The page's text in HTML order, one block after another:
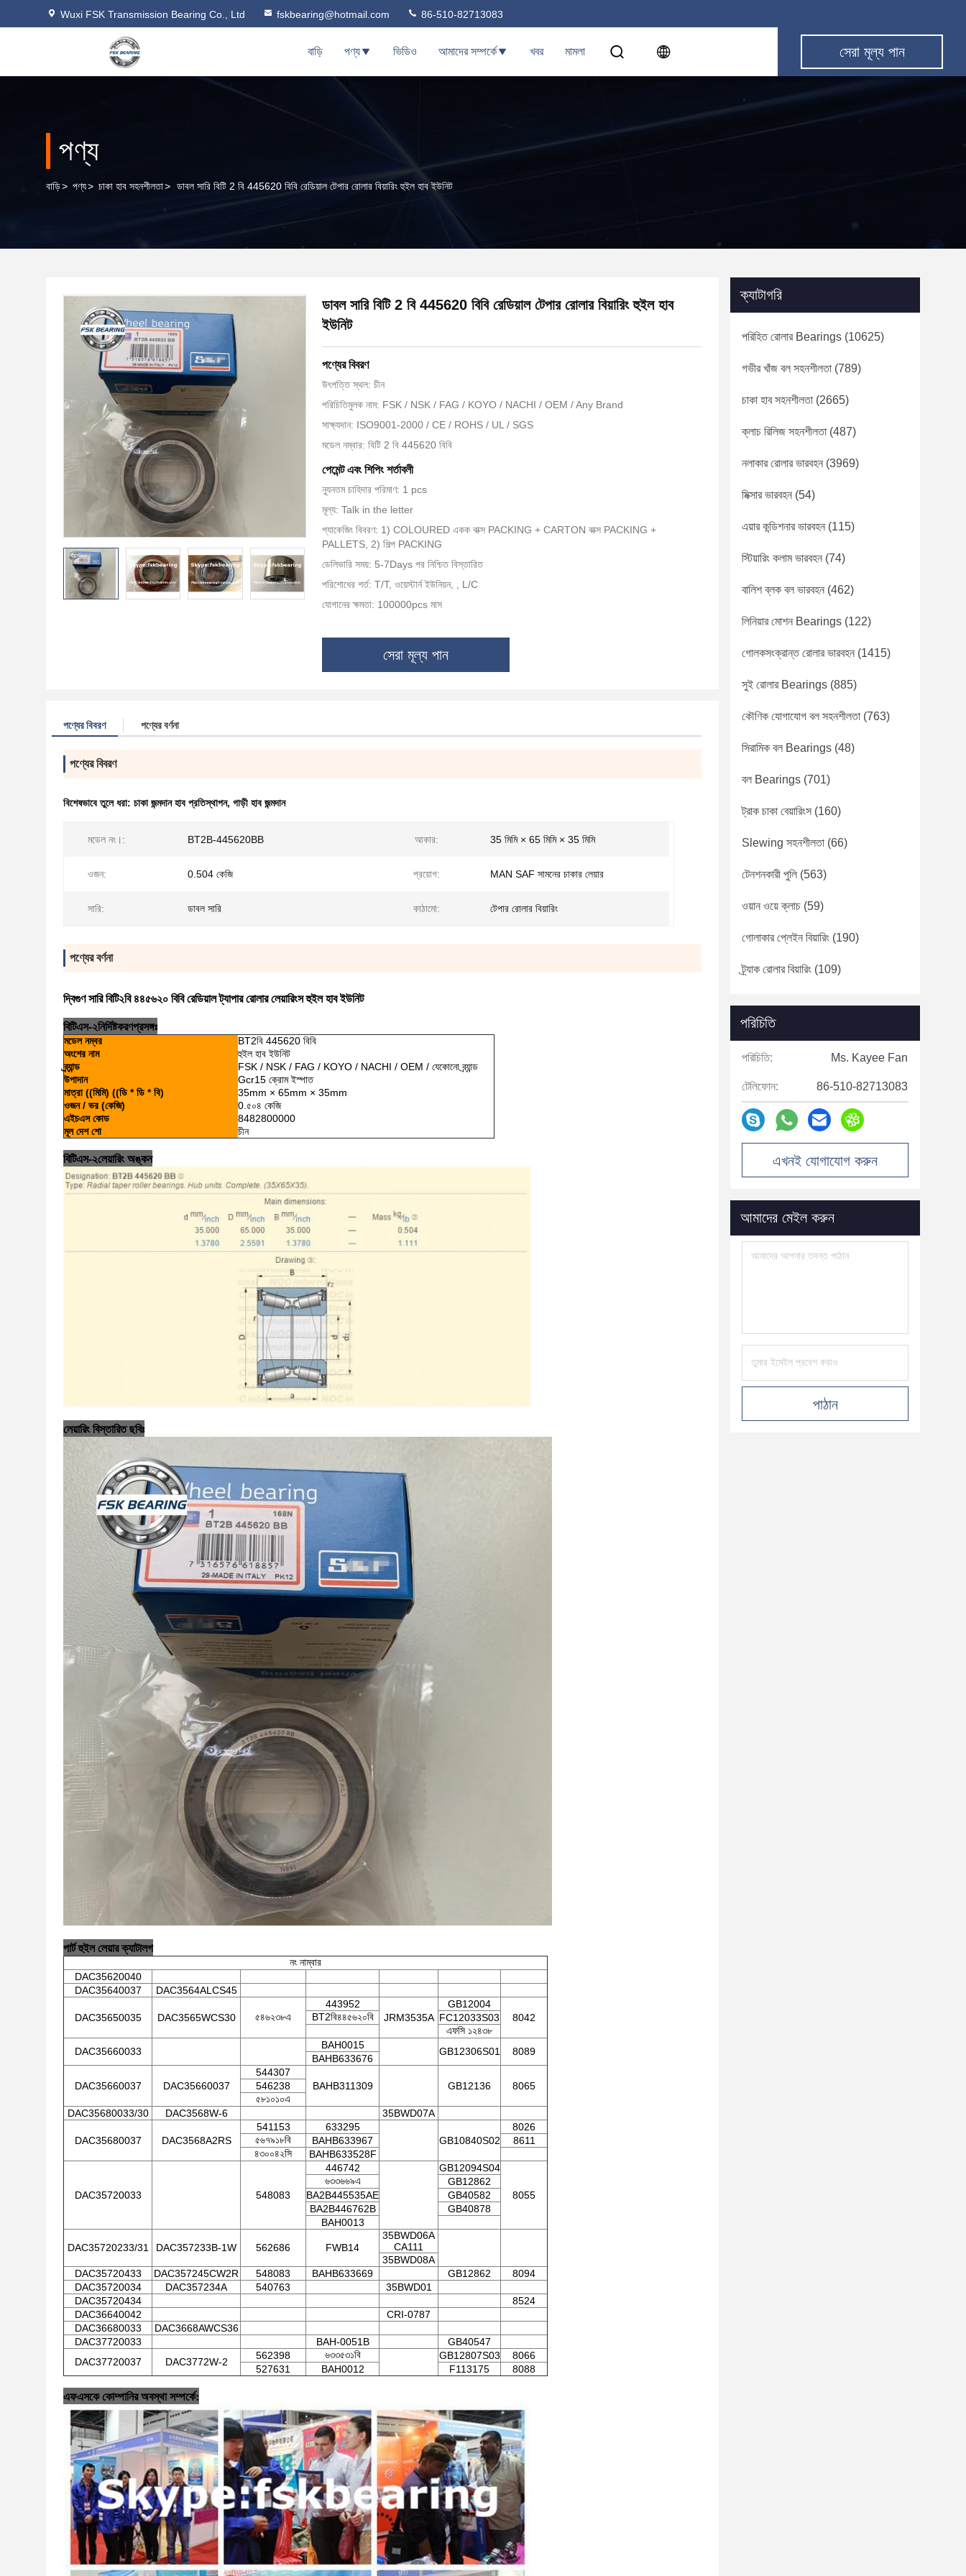
Wuxi FSK Transmission Bearing Co., Ltd fskbearing@hotmail.com 86-510-82713083
বাড়ি পণ্য ভিডিও আমাদের সম্পর্কে খবর মামলা সেরা মূল্য পান
পণ্য
বাড়ি> পণ্য> চাকা হাব সহনশীলতা> ডাবল সারি বিটি 2 বি 445620 বিবি রেডিয়াল টেপার রোলার বিয়ারিং হুইল হাব ইউনিট
ডাবল সারি বিটি 2 বি 445620 বিবি রেডিয়াল টেপার রোলার বিয়ারিং হুইল হাব
ইউনিট
পণ্যের বিবরণ
উৎপত্তি স্থল: চীন
পরিচিতিমুলক নাম: FSK / NSK / FAG / KOYO / NACHI / OEM / Any Brand
সাক্ষ্যদান: ISO9001-2000 / CE / ROHS / UL / SGS
মডেল নম্বার: বিটি 2 বি 445620 বিবি
পেমেন্ট এবং শিপিং শর্তাবলী
ন্যূনতম চাহিদার পরিমাণ: 1 pcs
মূল্য: Talk in the letter
প্যাকেজিং বিবরণ: 1) COLOURED একক বাক্স PACKING + CARTON বাক্স PACKING +
PALLETS, 2) শিল্প PACKING
ডেলিভারি সময়: 5-7Days পর নিশ্চিত বিস্তারিত
পরিশোধের শর্ত: T/T, ওয়েস্টার্ন ইউনিয়ন, , L/C
যোগানের ক্ষমতা: 100000pcs মাস
সেরা মূল্য পান
পণ্যের বিবরণ পণ্যের বর্ণনা
পণ্যের বিবরণ
বিশেষভাবে তুলে ধরা: চাকা জন্মদান হাব প্রতিস্থাপন, গাড়ী হাব জন্মদান
মডেল নং।: BT2B-445620BB আকার: 35 মিমি × 65 মিমি × 35 মিমি
ওজন: 0.504 কেজি প্রয়োগ: MAN SAF সামনের চাকার লেয়ার
সারি: ডাবল সারি কাঠামো: টেপার রোলার বিয়ারিং
পণ্যের বর্ণনা
দ্বিগুণ সারি বিটি২বি ৪৪৫৬২০ বিবি রেডিয়াল ট্যাপার রোলার লেয়ারিংস হুইল হাব ইউনিট
বিটিএস-২নির্দিষ্টকরণপ্রসঙ্গঃ
মডেল নম্বর
BT2বি 445620 বিবি
অংশের নাম
হুইল হাব ইউনিট
ব্র্যান্ড
FSK / NSK / FAG / KOYO / NACHI / OEM / যেকোনো ব্র্যান্ড
উপাদান
Gcr15 ক্রোম ইস্পাত
মাত্রা ((মিমি) ((ডি * ডি * বি)
35mm × 65mm × 35mm
ওজন / ভর (কেজি)
0.৫০৪ কেজি
এইচএস কোড
8482800000
মূল দেশ শো
চীন
বিটিএস-২লেয়ারিং অঙ্কন
লেয়ারিং বিস্তারিত ছবিঃ
পার্ট হুইল লেয়ার ক্যাটালগ
নং নাম্বার
DAC35620040
DAC35640037
DAC3564ALCS45
DAC35650035 DAC3565WCS30 ৫৪৬২৩৮এ
443952
JRM3535A
GB12004
8042
BT2বি৪৪৫৬২০বি
FC12033S03
এফসি ১২৪৩৮
DAC35660033
BAH0015
GB12306S01 8089
BAHB633676
DAC35660037 DAC35660037
544307
BAHB311309
GB12136 8065
546238
৫৮১০১০এ
DAC35680033/30
DAC3568W-6 35BWD07A
DAC35680037 DAC3568A2RS
541153
633295
GB10840S02
8026
৫৬৭৯১৮বি
BAHB633967
8611
৪৩০০৪২সি
BAHB633528F
DAC35720033 548083
446742 GB12094S04
8055
৬৩৩৬৬৯এ
GB12862
BA2B445535AE
GB40582
BA2B446762B
GB40878
BAH0013
DAC35720233/31 DAC357233B-1W 562686 FWB14
35BWD06A
CA111
35BWD08A
DAC35720433
DAC357245CW2R 548083 BAHB633669 GB12862
8094
DAC35720034
DAC357234A 540763
35BWD01
DAC35720434
8524
DAC36640042
CRI-0787
DAC36680033
DAC3668AWCS36
DAC37720033
BAH-0051B
GB40547
DAC37720037
DAC3772W-2
562398 ৬৩৩৫৩১বি GB12807S03
8066
527631
BAH0012 F113175 8088
এফএসকে কোম্পানির অবস্থা সম্পর্কে:
ক্যাটাগরি
পরিহিত রোলার Bearings (10625)
গভীর খাঁজ বল সহনশীলতা (789)
চাকা হাব সহনশীলতা (2665)
ক্লাচ রিলিজ সহনশীলতা (487)
নলাকার রোলার ভারবহন (3969)
মিক্সার ভারবহন (54)
এয়ার কন্ডিশনার ভারবহন (115)
স্টিয়ারিং কলাম ভারবহন (74)
বালিশ ব্লক বল ভারবহন (462)
লিনিয়ার মোশন Bearings (122)
গোলকসংক্রান্ত রোলার ভারবহন (1415)
সুই রোলার Bearings (885)
কৌণিক যোগাযোগ বল সহনশীলতা (763)
সিরামিক বল Bearings (48)
বল Bearings (701)
ট্রাক চাকা বেয়ারিংস (160)
Slewing সহনশীলতা (66)
টেনশনকারী পুলি (563)
ওয়ান ওয়ে ক্লাচ (59)
গোলাকার প্লেইন বিয়ারিং (190)
ট্র্যাক রোলার বিয়ারিং (109)
পরিচিতি
পরিচিতি: Ms. Kayee Fan
টেলিফোন: 86-510-82713083
এখনই যোগাযোগ করুন
আমাদের মেইল ​​করুন
পাঠান